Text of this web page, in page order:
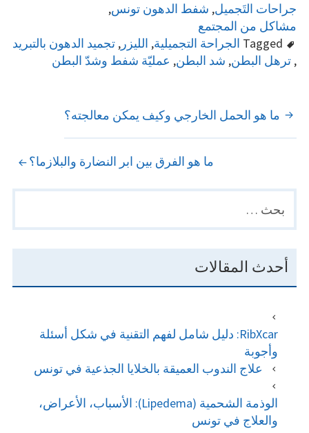
جراحات التَجميل, شفط الدهون تونس,
مشاكل من المجتمع
Tagged الجراحة التجميلية, الليزر , تجميد الدهون بالتبريد
, ترهل البطن, شد البطن, عمليّة شفط وشدّ البطن
POST
NAVIGATION
ما هو الحمل الخارجي وكيف يمكن معالجته؟
ما هو الفرق بين ابر النضارة والبلازما؟
SIDEBAR
البحث
عن:
أحدث المقالات
RibXcar: دليل شامل لفهم التقنية في شكل أسئلة
وأجوبة
علاج الندوب العميقة بالخلايا الجذعية في تونس
الوذمة الشحمية (Lipedema): الأسباب، الأعراض،
والعلاج في تونس